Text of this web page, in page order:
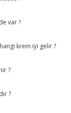
var ?
krem iyi gelir ?
?
?